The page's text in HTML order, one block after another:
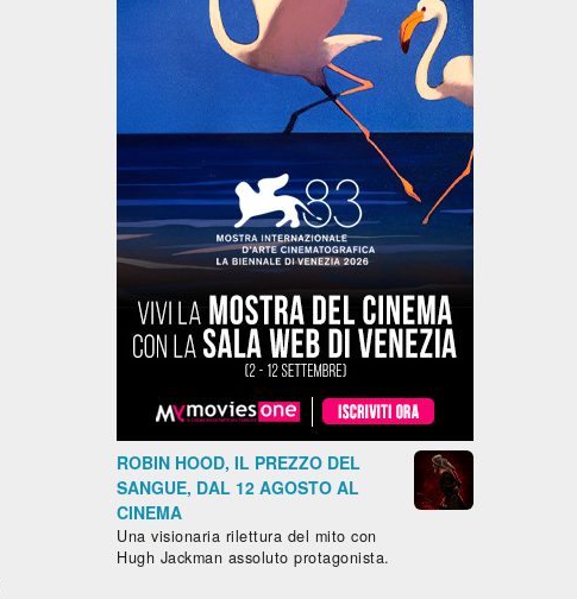
ROBIN HOOD, IL PREZZO DEL
SANGUE, DAL 12 AGOSTO AL
CINEMA
Una visionaria rilettura del mito con
Hugh Jackman assoluto protagonista.